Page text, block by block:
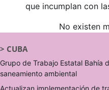
que incumplan con
No existen
> CUBA
Grupo de Trabajo Estatal Bahía
saneamiento ambiental